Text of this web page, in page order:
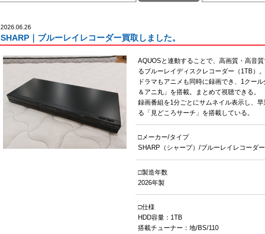
2026.06.26
SHARP｜ブルーレイレコーダー買取しました。
AQUOSと連動することで、高画質・高音
るブルーレイディスクレコーダー（1TB）
ドラマもアニメも同時に録画でき、1クー
＆アニ丸」を搭載。まとめて視聴できる。
録画番組を1分ごとにサムネイル表示し、
る「見どころサーチ」を搭載している。
□メーカー/タイプ
SHARP（シャープ）/ブルーレイレコーダ
□製造年数
2026年製
□仕様
HDD容量：1TB
搭載チューナー：地/BS/110